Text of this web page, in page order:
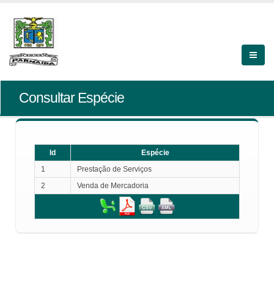
Consultar Espécie
Id
Espécie
1
Prestação de Serviços
2
Venda de Mercadoria